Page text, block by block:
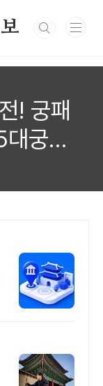
! 궁패
궁을